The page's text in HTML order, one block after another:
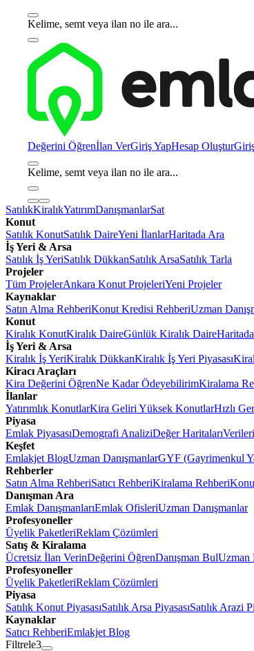
Kelime, semt veya ilan no ile ara...
Değerini Öğrenİlan VerGiriş YapHesap Oluştur
Kelime, semt veya ilan no ile ara...
SatılıkKiralıkYatırımDanışmanlarSat
Konut
Satılık KonutSatılık DaireYeni İlanlarHaritada Ara
İş Yeri & Arsa
Satılık İş YeriSatılık DükkanSatılık ArsaSatılık Tarla
Projeler
Tüm ProjelerAnkara Konut ProjeleriYeni Projeler
Kaynaklar
Satın Alma RehberiKonut Kredisi RehberiUzman
Konut
Kiralık KonutKiralık DaireGünlük Kiralık Daire
İş Yeri & Arsa
Kiralık İş YeriKiralık DükkanKiralık İş Yeri Piyasası
Kiracı Araçları
Kira Değerini ÖğrenNe Kadar ÖdeyebilirimKiralama
İlanlar
Yatırımlık KonutlarKira Geliri Yüksek KonutlarHızlı
Piyasa
Emlak PiyasasıDemografi AnaliziDeğer Haritaları
Keşfet
Emlakjet BlogUzman DanışmanlarGYF (Gayrimenkul
Rehberler
Satın Alma RehberiSatıcı RehberiKiralama Rehberi
Danışman Ara
Emlak DanışmanlarıEmlak OfisleriUzman Danışmanlar
Profesyoneller
Üyelik PaketleriReklam Çözümleri
Satış & Kiralama
Ücretsiz İlan VerinDeğerini ÖğrenDanışman BulUzman
Profesyoneller
Üyelik PaketleriReklam Çözümleri
Piyasa
Satılık Konut PiyasasıSatılık Arsa PiyasasıSatılık Arazi
Kaynaklar
Satıcı RehberiEmlakjet Blog
Filtrele3